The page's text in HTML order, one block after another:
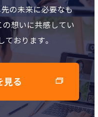
の未来に必要なも
の想いに共感してい
おります。
見る